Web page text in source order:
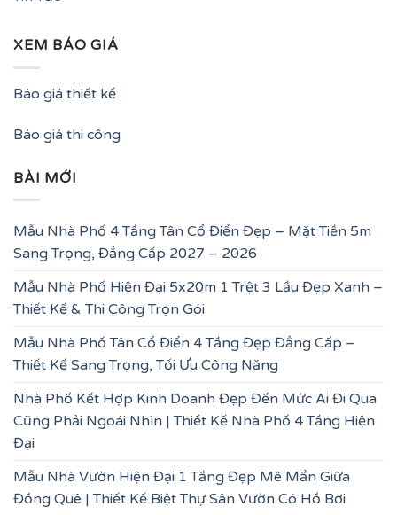
XEM BÁO GIÁ
Báo giá thiết kế
Báo giá thi công
BÀI MỚI
Mẫu Nhà Phố 4 Tầng Tân Cổ Điển Đẹp – Mặt Tiền 5m
Sang Trọng, Đẳng Cấp 2027 – 2026
Mẫu Nhà Phố Hiện Đại 5x20m 1 Trệt 3 Lầu Đẹp Xanh –
Thiết Kế & Thi Công Trọn Gói
Mẫu Nhà Phố Tân Cổ Điển 4 Tầng Đẹp Đẳng Cấp –
Thiết Kế Sang Trọng, Tối Ưu Công Năng
Nhà Phố Kết Hợp Kinh Doanh Đẹp Đến Mức Ai Đi Qua
Cũng Phải Ngoái Nhìn | Thiết Kế Nhà Phố 4 Tầng Hiện
Đại
Mẫu Nhà Vườn Hiện Đại 1 Tầng Đẹp Mê Mẩn Giữa
Đồng Quê | Thiết Kế Biệt Thự Sân Vườn Có Hồ Bơi